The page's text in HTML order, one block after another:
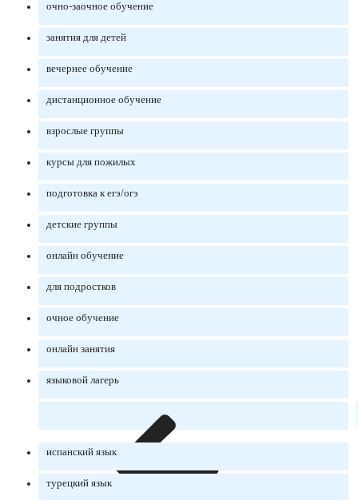
очно-заочное обучение
занятия для детей
вечернее обучение
дистанционное обучение
взрослые группы
курсы для пожилых
подготовка к егэ/огэ
детские группы
онлайн обучение
для подростков
очное обучение
онлайн занятия
языковой лагерь
испанский язык
турецкий язык